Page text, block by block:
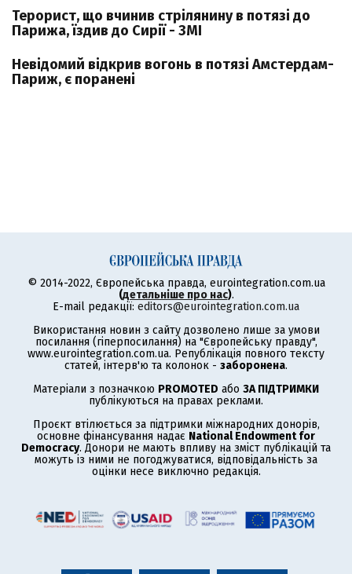
Терорист, що вчинив стрілянину в потязі до
Парижа, їздив до Сирії - ЗМІ
Невідомий відкрив вогонь в потязі Амстердам-
Париж, є поранені
© 2014-2022, Європейська правда, eurointegration.com.ua
(детальніше про нас).
E-mail редакції: editors@eurointegration.com.ua
Використання новин з сайту дозволено лише за умови
посилання (гіперпосилання) на "Європейську правду",
www.eurointegration.com.ua. Републікація повного тексту
статей, інтерв'ю та колонок - заборонена.
Матеріали з позначкою PROMOTED або ЗА ПІДТРИМКИ
публікуються на правах реклами.
Проєкт втілюється за підтримки міжнародних донорів,
основне фінансування надає National Endowment for
Democracy. Донори не мають впливу на зміст публікацій та
можуть із ними не погоджуватися, відповідальність за
оцінки несе виключно редакція.